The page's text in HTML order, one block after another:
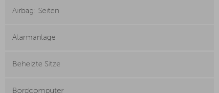
Airbag: Seiten
Alarmanlage
Beheizte Sitze
Bordcomputer